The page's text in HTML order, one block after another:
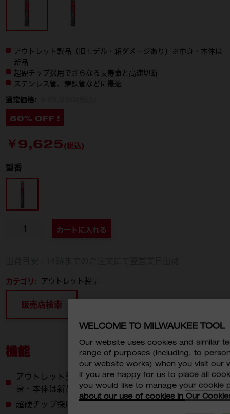
アウトレット製品（旧モデル・箱ダメージあり）※中身・本体は
新品
超硬チップ採用でさらなる長寿命と高速切断
ステンレス管、鋳鉄管などに最適
通常価格:
50% OFF !
￥9,625(税込)
型番
48-00-5502
カートに入れる
カテゴリ: アウトレット製品
販売店検索
機能
アウトレット製品（旧モデル・箱ダメージあり）※中
身・本体は新品
超硬チップ採用でさらなる長寿命と高速切断
WELCOME TO MILWAUKEE TOOL
Our website uses cookies and similar
range of purposes (including, to
our website works) when you visit our
if you are happy for us to place all
you would like to manage your cookie
about our use of cookies in Our